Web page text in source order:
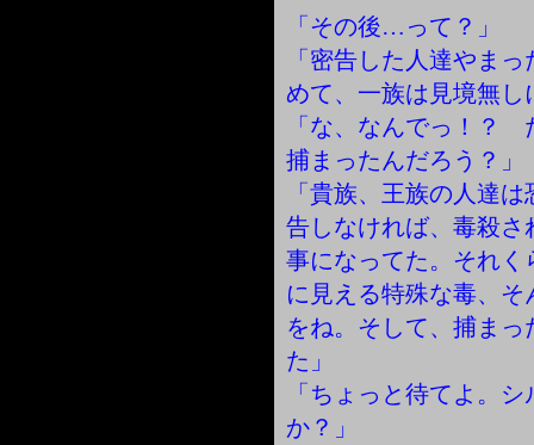
「その後…って？」
「密告した人達やま
めて、一族は見境無
「な、なんでっ！？
捕まったんだろう？」
「貴族、王族の人達
告しなければ、毒殺
事になってた。それ
に見える特殊な毒、
をね。そして、捕ま
た」
「ちょっと待てよ。
か？」